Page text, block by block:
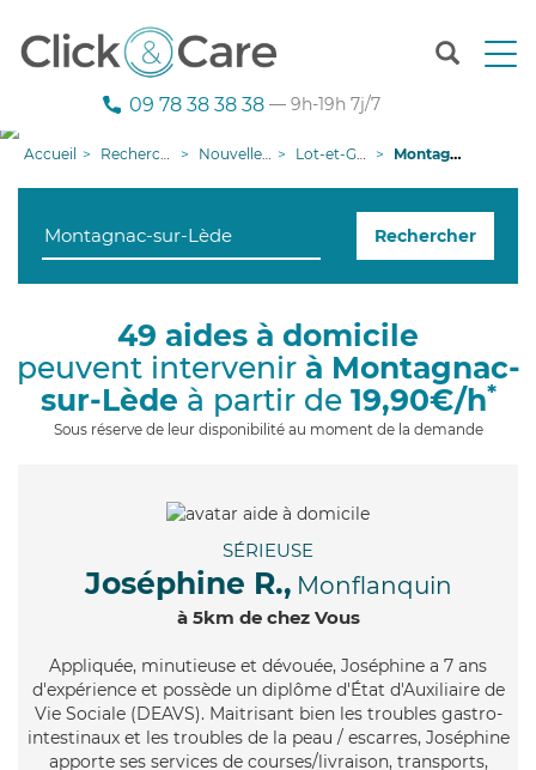
T
n
g
i
09 78 38 38 38 — 9h-19h 7j/7
Accueil Recherche aide à domicile Nouvelle-Aquitaine Lot-et-Garonne Montagnac-sur-Lède
Rechercher
49 aides à domicile
peuvent intervenir à Montagnac-
sur-Lède à partir de 19,90€/h*
Sous réserve de leur disponibilité au moment de la demande
SÉRIEUSE
Joséphine R., Monflanquin
à 5km de chez Vous
Appliquée, minutieuse et dévouée, Joséphine a 7 ans
d'expérience et possède un diplôme d'État d'Auxiliaire de
Vie Sociale (DEAVS). Maitrisant bien les troubles gastro-
intestinaux et les troubles de la peau / escarres, Joséphine
apporte ses services de courses/livraison, transports,